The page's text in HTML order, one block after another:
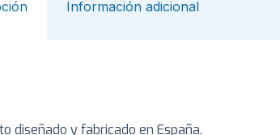
Información adicional
diseñado y fabricado en España.